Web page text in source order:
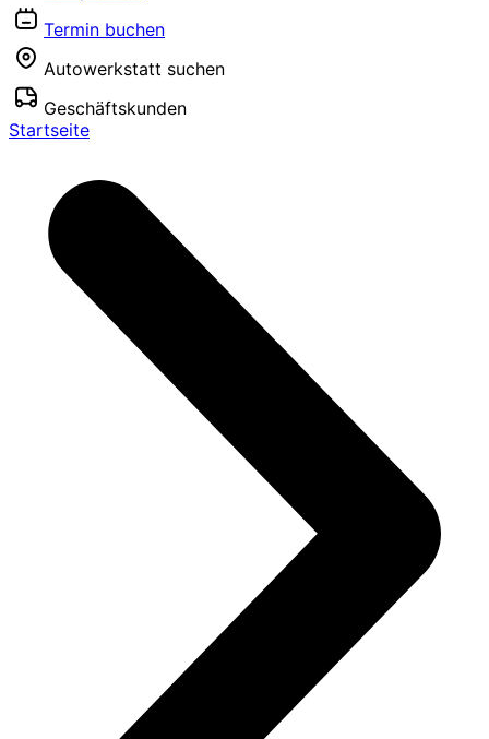
Termin buchen
Autowerkstatt suchen
Geschäftskunden
Startseite